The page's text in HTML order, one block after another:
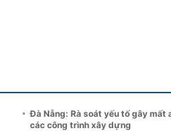
Đà Nẵng: Rà soát yếu tố gây mất
các công trình xây dựng